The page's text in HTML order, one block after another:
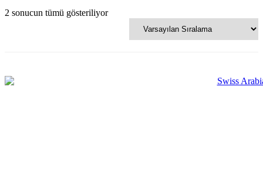
2 sonucun tümü gösteriliyor